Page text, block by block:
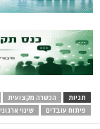
תגיות הכשרה מקצועית
פיתוח עובדים
שינוי ארגוני